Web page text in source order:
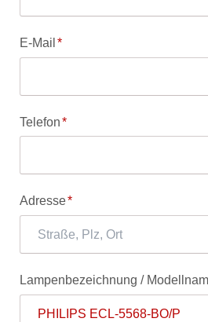
Pflichtfeld
E-Mail*
Pflichtfeld
Telefon*
Pflichtfeld
Adresse*
Pflichtfeld
Lampenbezeichnung /